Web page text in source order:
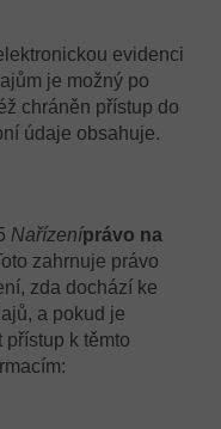
evidenci
je možný po
chráněn přístup do
údaje obsahuje.
Nařízeníprávo na
zahrnuje právo
zda dochází ke
a pokud je
k těmto